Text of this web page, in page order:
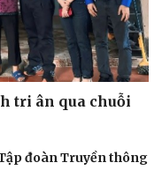
tri ân qua chuỗi
đoàn Truyền thông